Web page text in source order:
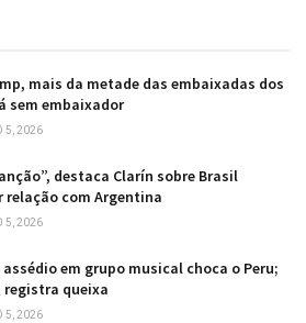
mais da metade das embaixadas dos
sem embaixador
5, 2026
destaca Clarín sobre Brasil
relação com Argentina
5, 2026
assédio em grupo musical choca o Peru;
queixa
5, 2026